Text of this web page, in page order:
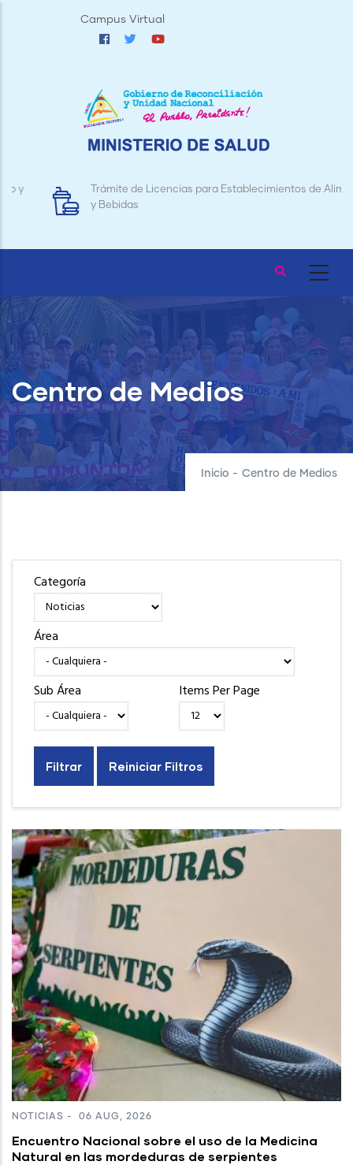
Campus Virtual
Trámite de Licencias para Establecimientos de Alimentos
y Bebidas
Centro de Medios
Inicio - Centro de Medios
Categoría
Área
Sub Área Items Per Page
NOTICIAS - 06 AUG, 2026
Encuentro Nacional sobre el uso de la Medicina
Natural en las mordeduras de serpientes